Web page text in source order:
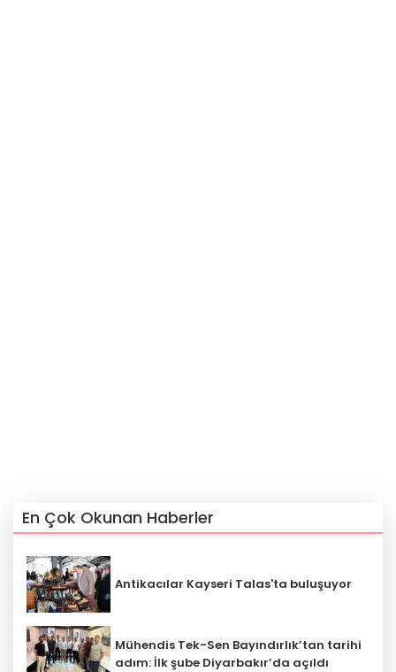
En Çok Okunan Haberler
Antikacılar Kayseri Talas'ta buluşuyor
Mühendis Tek-Sen Bayındırlık’tan tarihi
adım: İlk şube Diyarbakır’da açıldı